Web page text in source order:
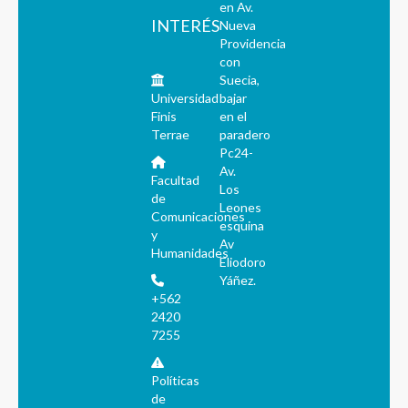
INTERÉS
Universidad
Finis
Terrae
Facultad
de
Comunicaciones
y
Humanidades
+562
2420
7255
Políticas
de
en Av.
Nueva
Providencia
con
Suecia,
bajar
en el
paradero
Pc24-
Av.
Los
Leones
esquina
Av
Eliodoro
Yáñez.